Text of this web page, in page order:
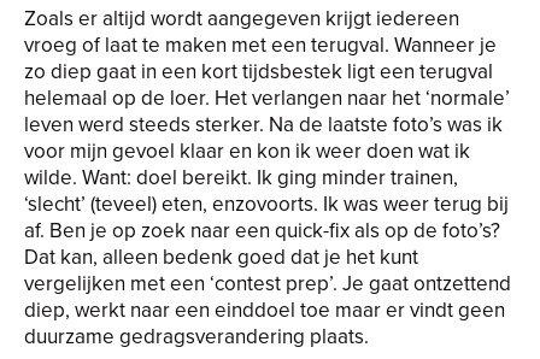
Zoals er altijd wordt aangegeven krijgt iedereen
vroeg of laat te maken met een terugval. Wanneer je
zo diep gaat in een kort tijdsbestek ligt een terugval
helemaal op de loer. Het verlangen naar het ‘normale’
leven werd steeds sterker. Na de laatste foto’s was ik
voor mijn gevoel klaar en kon ik weer doen wat ik
wilde. Want: doel bereikt. Ik ging minder trainen,
‘slecht’ (teveel) eten, enzovoorts. Ik was weer terug bij
af. Ben je op zoek naar een quick-fix als op de foto’s?
Dat kan, alleen bedenk goed dat je het kunt
vergelijken met een ‘contest prep’. Je gaat ontzettend
diep, werkt naar een einddoel toe maar er vindt geen
duurzame gedragsverandering plaats.